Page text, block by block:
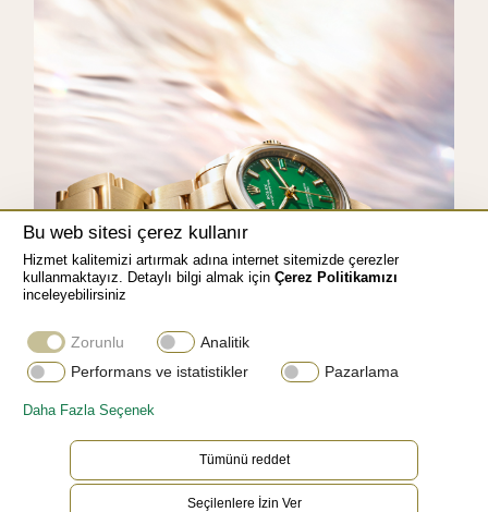
Bu web sitesi çerez kullanır
Hizmet kalitemizi artırmak adına internet sitemizde çerezler
kullanmaktayız. Detaylı bilgi almak için Çerez Politikamızı
inceleyebilirsiniz
Zorunlu
Analitik
Performans ve istatistikler
Pazarlama
Daha Fazla Seçenek
Tümünü reddet
Seçilenlere İzin Ver